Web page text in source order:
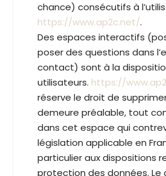
chance) consécutifs à
https://www.ap2c.net/.
Des espaces interactifs
poser des questions dans
contact) sont à la
utilisateurs. https://
réserve le droit de
demeure préalable, tout
dans cet espace qui
législation applicable en
particulier aux dispositions
protection des données. Le